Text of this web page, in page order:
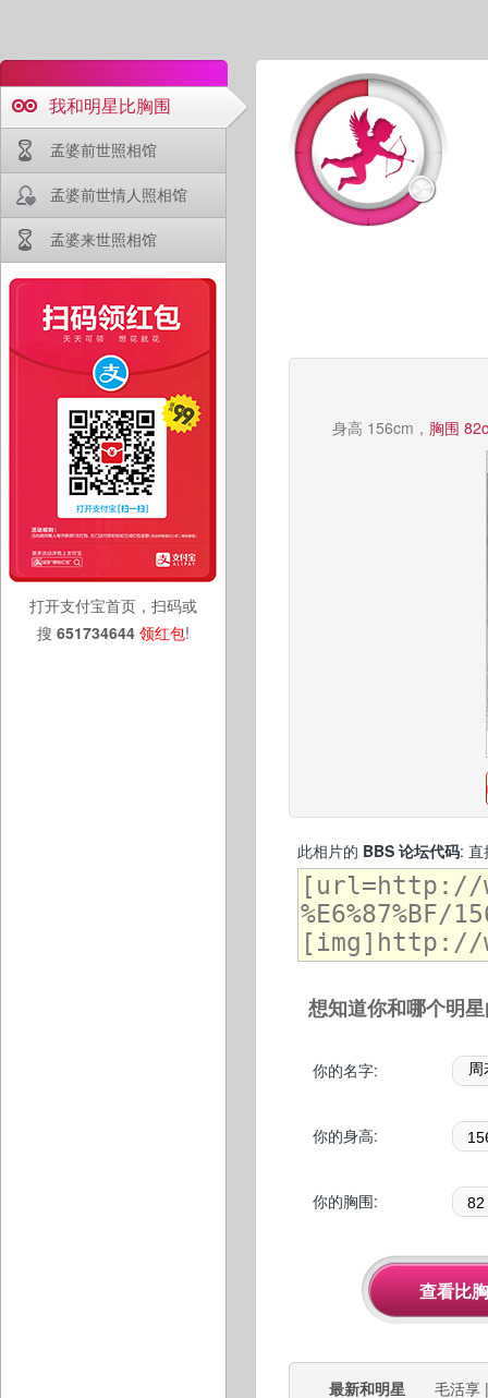
我和明星比胸围
孟婆前世照相馆
孟婆前世情人照相馆
孟婆来世照相馆
打开支付宝首页，扫码或
搜 651734644 领红包!
身高 156cm， 胸围
此相片的 BBS 论坛代码: 直
想知道你和哪个明
你的名字:
你的身高:
你的胸围:
最新和明星
毛活享